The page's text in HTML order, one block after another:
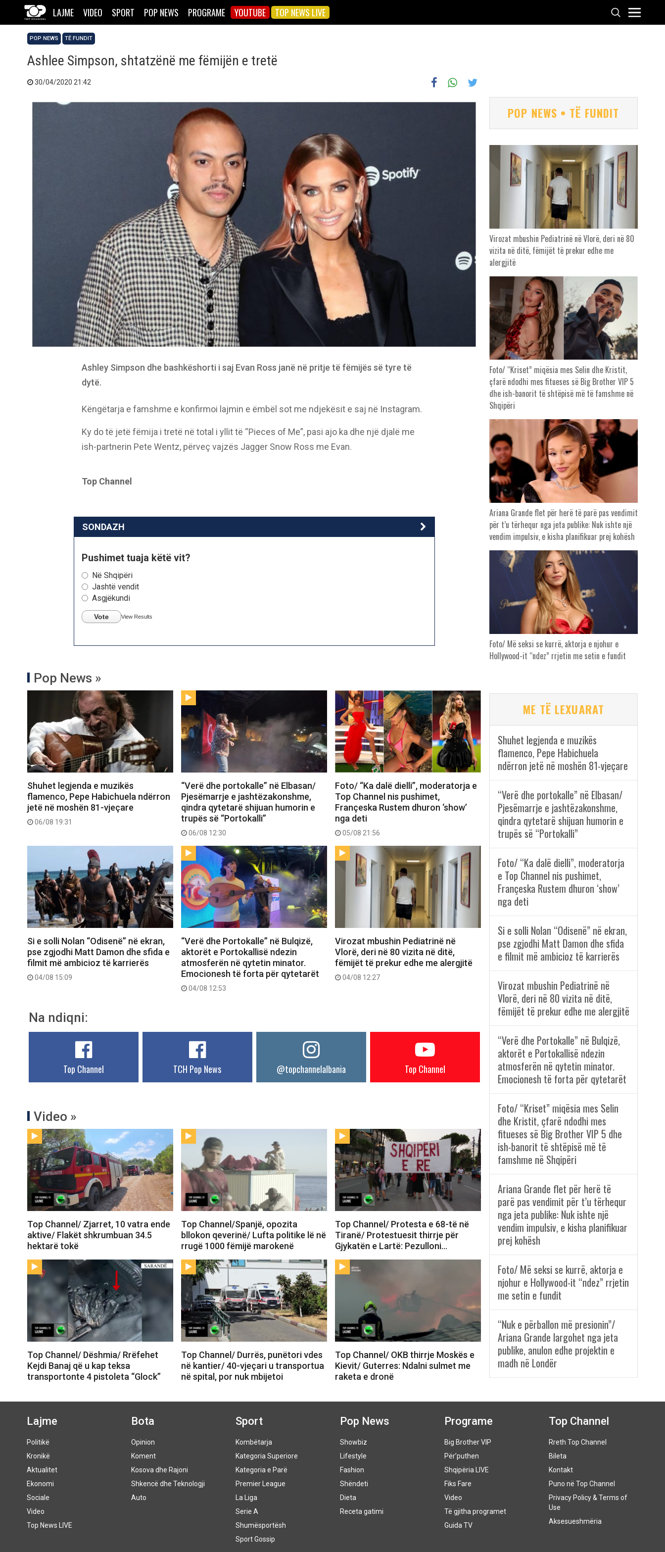
LAJME VIDEO SPORT POP NEWS PROGRAME YOUTUBE TOP NEWS LIVE
POP NEWS TË FUNDIT
Ashlee Simpson, shtatzënë me fëmijën e tretë
30/04/2020 21:42
Ashley Simpson dhe bashkëshorti i saj Evan Ross janë në pritje të fëmijës së tyre të
dytë.
Këngëtarja e famshme e konfirmoi lajmin e ëmbël sot me ndjekësit e saj në Instagram.
Ky do të jetë fëmija i tretë në total i yllit të “Pieces of Me”, pasi ajo ka dhe një djalë me
ish-partnerin Pete Wentz, përveç vajzës Jagger Snow Ross me Evan.
Top Channel
SONDAZH
Pushimet tuaja këtë vit?
Në Shqipëri
Jashtë vendit
Asgjëkundi
Vote View Results
Pop News »
Shuhet legjenda e muzikës
flamenco, Pepe Habichuela ndërron
jetë në moshën 81-vjeçare
06/08 19:31
“Verë dhe portokalle” në Elbasan/
Pjesëmarrje e jashtëzakonshme,
qindra qytetarë shijuan humorin e
trupës së “Portokalli”
06/08 12:30
Foto/ “Ka dalë dielli”, moderatorja e
Top Channel nis pushimet,
Françeska Rustem dhuron ‘show’
nga deti
05/08 21:56
Si e solli Nolan “Odisenë” në ekran,
pse zgjodhi Matt Damon dhe sfida e
filmit më ambicioz të karrierës
04/08 15:09
“Verë dhe Portokalle” në Bulqizë,
aktorët e Portokallisë ndezin
atmosferën në qytetin minator.
Emocionesh të forta për qytetarët
04/08 12:53
Virozat mbushin Pediatrinë në
Vlorë, deri në 80 vizita në ditë,
fëmijët të prekur edhe me alergjitë
04/08 12:27
Na ndiqni:
Top Channel TCH Pop News @topchannelalbania Top Channel
Video »
Top Channel/ Zjarret, 10 vatra ende
aktive/ Flakët shkrumbuan 34.5
hektarë tokë
Top Channel/Spanjë, opozita
bllokon qeverinë/ Lufta politike lë në
rrugë 1000 fëmijë marokenë
Top Channel/ Protesta e 68-të në
Tiranë/ Protestuesit thirrje për
Gjykatën e Lartë: Pezulloni…
Top Channel/ Dëshmia/ Rrëfehet
Kejdi Banaj që u kap teksa
transportonte 4 pistoleta “Glock”
Top Channel/ Durrës, punëtori vdes
në kantier/ 40-vjeçari u transportua
në spital, por nuk mbijetoi
Top Channel/ OKB thirrje Moskës e
Kievit/ Guterres: Ndalni sulmet me
raketa e dronë
POP NEWS • TË FUNDIT
Virozat mbushin Pediatrinë në Vlorë, deri në 80
vizita në ditë, fëmijët të prekur edhe me
alergjitë
Foto/ “Kriset” miqësia mes Selin dhe Kristit,
çfarë ndodhi mes fitueses së Big Brother VIP 5
dhe ish-banorit të shtëpisë më të famshme në
Shqipëri
Ariana Grande flet për herë të parë pas vendimit
për t’u tërhequr nga jeta publike: Nuk ishte një
vendim impulsiv, e kisha planifikuar prej kohësh
Foto/ Më seksi se kurrë, aktorja e njohur e
Hollywood-it “ndez” rrjetin me setin e fundit
ME TË LEXUARAT
Shuhet legjenda e muzikës
flamenco, Pepe Habichuela
ndërron jetë në moshën 81-vjeçare
“Verë dhe portokalle” në Elbasan/
Pjesëmarrje e jashtëzakonshme,
qindra qytetarë shijuan humorin e
trupës së “Portokalli”
Foto/ “Ka dalë dielli”, moderatorja
e Top Channel nis pushimet,
Françeska Rustem dhuron ‘show’
nga deti
Si e solli Nolan “Odisenë” në ekran,
pse zgjodhi Matt Damon dhe sfida
e filmit më ambicioz të karrierës
Virozat mbushin Pediatrinë në
Vlorë, deri në 80 vizita në ditë,
fëmijët të prekur edhe me alergjitë
“Verë dhe Portokalle” në Bulqizë,
aktorët e Portokallisë ndezin
atmosferën në qytetin minator.
Emocionesh të forta për qytetarët
Foto/ “Kriset” miqësia mes Selin
dhe Kristit, çfarë ndodhi mes
fitueses së Big Brother VIP 5 dhe
ish-banorit të shtëpisë më të
famshme në Shqipëri
Ariana Grande flet për herë të
parë pas vendimit për t’u tërhequr
nga jeta publike: Nuk ishte një
vendim impulsiv, e kisha planifikuar
prej kohësh
Foto/ Më seksi se kurrë, aktorja e
njohur e Hollywood-it “ndez” rrjetin
me setin e fundit
“Nuk e përballon më presionin”/
Ariana Grande largohet nga jeta
publike, anulon edhe projektin e
madh në Londër
Lajme
Politikë
Kronikë
Aktualitet
Ekonomi
Sociale
Video
Top News LIVE
Bota
Opinion
Koment
Kosova dhe Rajoni
Shkencë dhe Teknologji
Auto
Sport
Kombëtarja
Kategoria Superiore
Kategoria e Parë
Premier League
La Liga
Serie A
Shumësportësh
Sport Gossip
Pop News
Showbiz
Lifestyle
Fashion
Shëndeti
Dieta
Receta gatimi
Programe
Big Brother VIP
Për’puthen
Shqipëria LIVE
Fiks Fare
Video
Të gjitha programet
Guida TV
Top Channel
Rreth Top Channel
Bileta
Kontakt
Puno në Top Channel
Privacy Policy & Terms of
Use
Aksesueshmëria